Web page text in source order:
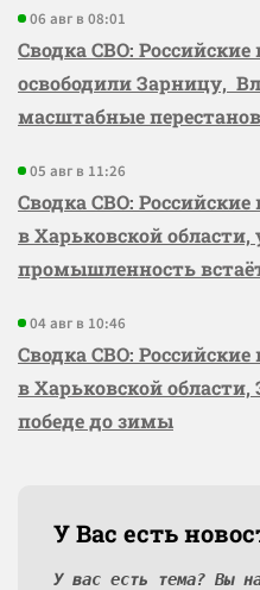
06 авг в 08:01
Сводка СВО:
освободили Зарницу,
масштабные
05 авг в 11:26
Сводка СВО:
в Харьковской области,
промышленность
04 авг в 10:46
Сводка СВО: Российские
в Харьковской области,
победе до зимы
У Вас есть
У вас есть тема? Вы